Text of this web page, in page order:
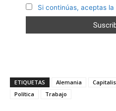
Si continúas, aceptas
ETIQUETAS Alemania
Política
Trabajo